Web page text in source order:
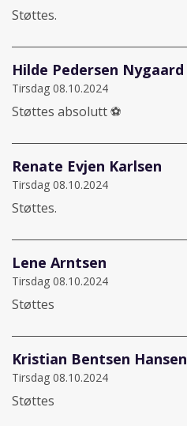
Støttes.
Hilde Pedersen Nygaard
Tirsdag 08.10.2024
Støttes absolutt ⚽️
Renate Evjen Karlsen
Tirsdag 08.10.2024
Støttes.
Lene Arntsen
Tirsdag 08.10.2024
Støttes
Kristian Bentsen Hansen
Tirsdag 08.10.2024
Støttes